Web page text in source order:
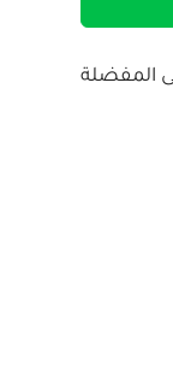
المفضلة